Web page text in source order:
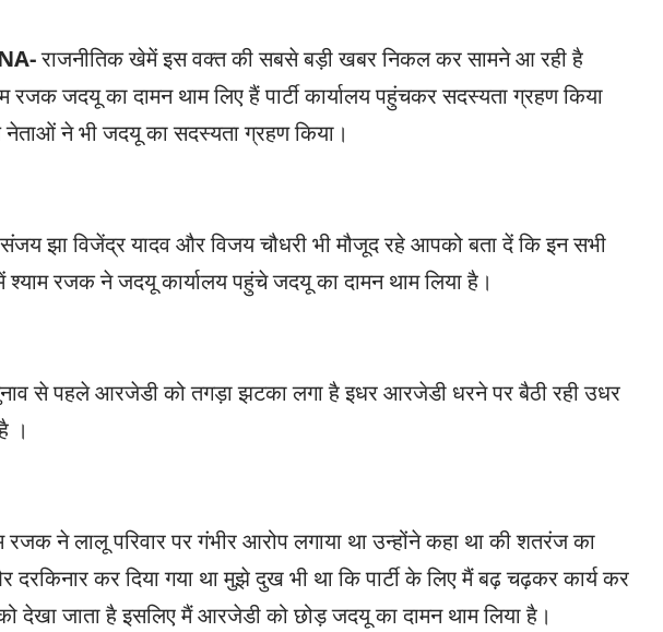
राजनीतिक खेमें इस वक्त की सबसे बड़ी खबर निकल कर सामने आ रही है
रजक जदयू का दामन थाम लिए हैं पार्टी कार्यालय पहुंचकर सदस्यता ग्रहण किया
ने भी जदयू का सदस्यता ग्रहण किया।
झा विजेंद्र यादव और विजय चौधरी भी मौजूद रहे आपको बता दें कि इन सभी
श्याम रजक ने जदयू कार्यालय पहुंचे जदयू का दामन थाम लिया है।
से पहले आरजेडी को तगड़ा झटका लगा है इधर आरजेडी धरने पर बैठी रही उधर
।
ने लालू परिवार पर गंभीर आरोप लगाया था उन्होंने कहा था की शतरंज का
दरकिनार कर दिया गया था मुझे दुख भी था कि पार्टी के लिए मैं बढ़ चढ़कर कार्य कर
देखा जाता है इसलिए मैं आरजेडी को छोड़ जदयू का दामन थाम लिया है।